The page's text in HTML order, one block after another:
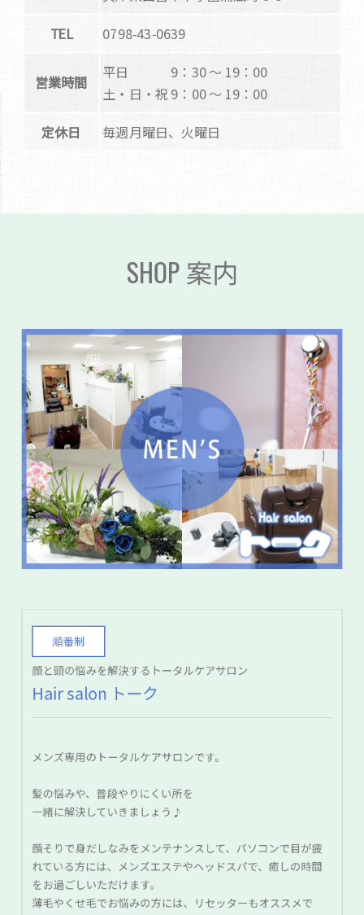
TEL 0798-43-0639
営業時間
平日 9：30 ～ 19：00
土・日・祝 9：00 ～ 19：00
定休日
毎週月曜日、火曜日
SHOP 案内
順番制
顔と頭の悩みを解決するトータルケアサロン
Hair salon トーク
メンズ専用のトータルケアサロンです。
髪の悩みや、普段やりにくい所を
一緒に解決していきましょう♪
顔そりで身だしなみをメンテナンスして、パソコンで目が疲
れている方には、メンズエステやヘッドスパで、癒しの時間
をお過ごしいただけます。
薄毛やくせ毛でお悩みの方には、リセッターもオススメで